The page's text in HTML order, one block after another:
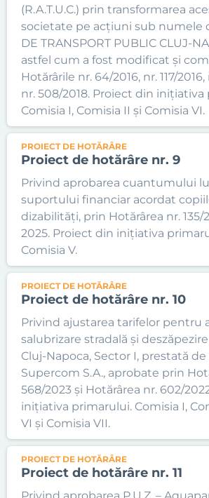
(R.A.T.U.C.) prin transformarea
societate pe acţiuni sub numele
DE TRANSPORT PUBLIC CLUJ-
astfel cum a fost modificat și
Hotărârile nr. 64/2016, nr. 117/2016,
nr. 508/2018. Proiect din
Comisia I, Comisia II și Comisia VI.
PROIECT DE HOTĂRÂRE
Proiect de hotărâre nr. 9
Privind aprobarea cuantumului
suportului financiar acordat
dizabilități, prin Hotărârea nr. 135/
2025. Proiect din inițiativa
Comisia V.
PROIECT DE HOTĂRÂRE
Proiect de hotărâre nr. 10
Privind ajustarea tarifelor pentru
salubrizare stradală și
Cluj-Napoca, Sector I, prestată de
Supercom S.A., aprobate prin
568/2023 și Hotărârea nr. 602/
inițiativa primarului. Comisia I,
VI și Comisia VII.
PROIECT DE HOTĂRÂRE
Proiect de hotărâre nr. 11